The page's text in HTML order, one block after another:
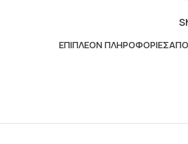
ΕΠΙΠΛΈΟΝ ΠΛΗΡΟΦΟΡΊΕΣ